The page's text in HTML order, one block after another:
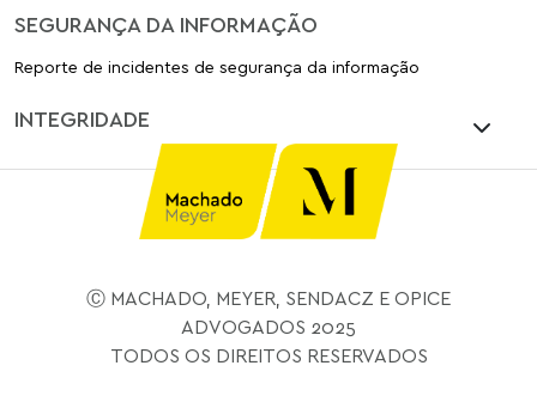
SEGURANÇA DA INFORMAÇÃO
Reporte de incidentes de segurança da informação
INTEGRIDADE
Ⓒ MACHADO, MEYER, SENDACZ E OPICE
ADVOGADOS 2025
TODOS OS DIREITOS RESERVADOS